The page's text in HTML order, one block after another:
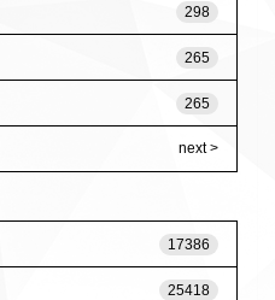
298
265
265
next >
17386
25418